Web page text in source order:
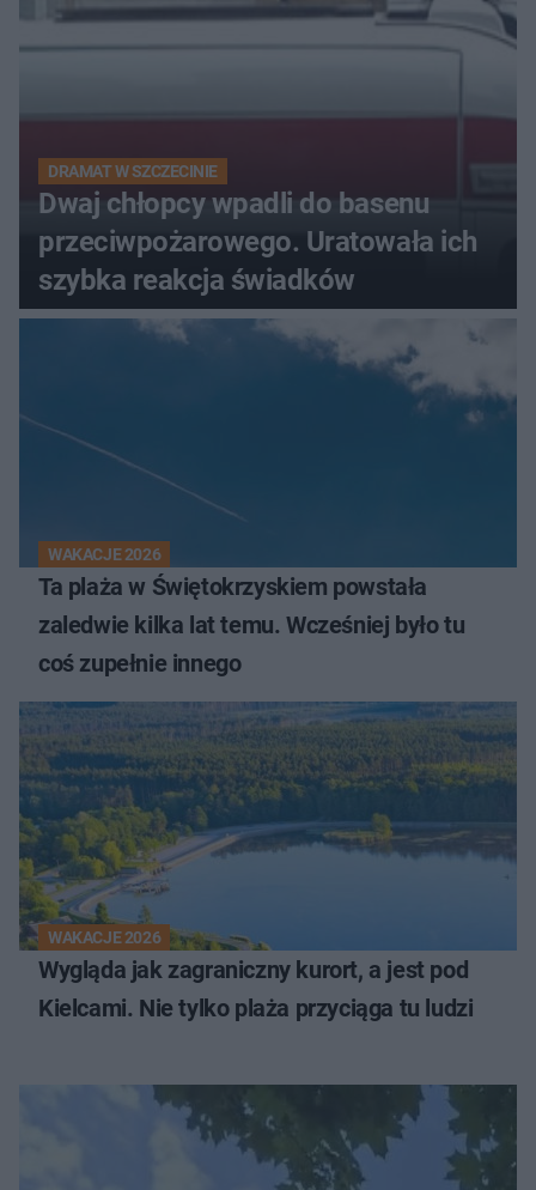
DRAMAT W SZCZECINIE
Dwaj chłopcy wpadli do basenu
przeciwpożarowego. Uratowała ich
szybka reakcja świadków
WAKACJE 2026
Ta plaża w Świętokrzyskiem powstała
zaledwie kilka lat temu. Wcześniej było tu
coś zupełnie innego
WAKACJE 2026
Wygląda jak zagraniczny kurort, a jest pod
Kielcami. Nie tylko plaża przyciąga tu ludzi